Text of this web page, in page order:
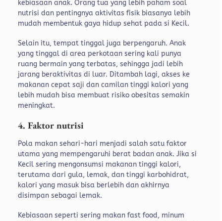
kebiasaan anak. Orang tua yang lebih paham soal
nutrisi dan pentingnya aktivitas fisik biasanya lebih
mudah membentuk gaya hidup sehat pada si Kecil.
Selain itu, tempat tinggal juga berpengaruh. Anak
yang tinggal di area perkotaan sering kali punya
ruang bermain yang terbatas, sehingga jadi lebih
jarang beraktivitas di luar. Ditambah lagi, akses ke
makanan cepat saji dan camilan tinggi kalori yang
lebih mudah bisa membuat risiko obesitas semakin
meningkat.
4. Faktor nutrisi
Pola makan sehari-hari menjadi salah satu faktor
utama yang mempengaruhi berat badan anak. Jika si
Kecil sering mengonsumsi makanan tinggi kalori,
terutama dari gula, lemak, dan tinggi karbohidrat,
kalori yang masuk bisa berlebih dan akhirnya
disimpan sebagai lemak.
Kebiasaan seperti sering makan fast food, minum